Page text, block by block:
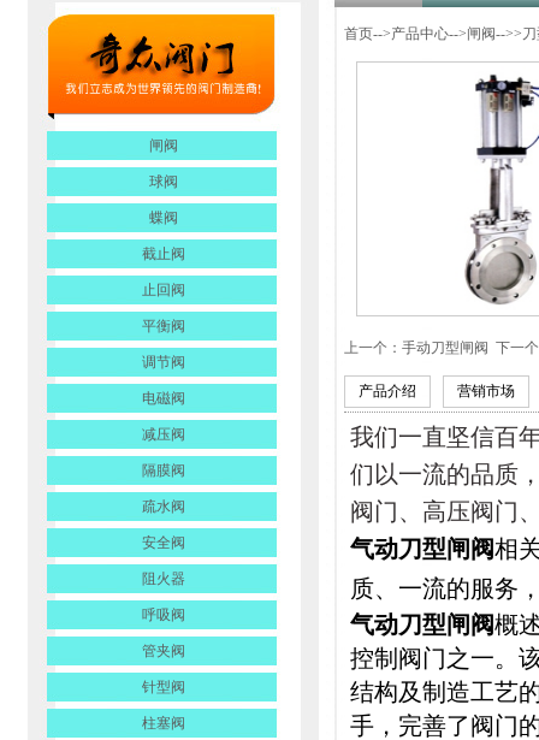
闸阀
球阀
蝶阀
截止阀
止回阀
平衡阀
调节阀
电磁阀
减压阀
隔膜阀
疏水阀
安全阀
阻火器
呼吸阀
管夹阀
针型阀
柱塞阀
首页-->产品中心-->闸阀-->>
上一个： 手动刀型闸阀 下一
产品介绍 营销市场
我们一直坚信百
们以一流的品质
阀门、高压阀门
气动刀型闸阀相
质、一流的服务
气动刀型闸阀概
控制 阀门之一。
结构及制造工艺
手，完善了阀门